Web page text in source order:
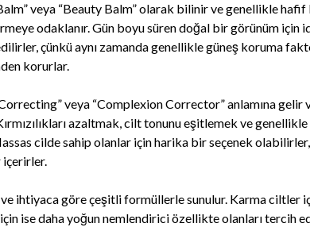
veya “Beauty Balm” olarak bilinir ve genellikle hafif
odaklanır. Gün boyu süren doğal bir görünüm için
çünkü aynı zamanda genellikle güneş koruma
korurlar.
veya “Complexion Corrector” anlamına
azaltmak, cilt tonunu eşitlemek ve
cilde sahip olanlar için harika bir seçenek
içerirler.
ihtiyaca göre çeşitli formüllerle sunulur. Karma ciltler
ise daha yoğun nemlendirici özellikte olanları tercih